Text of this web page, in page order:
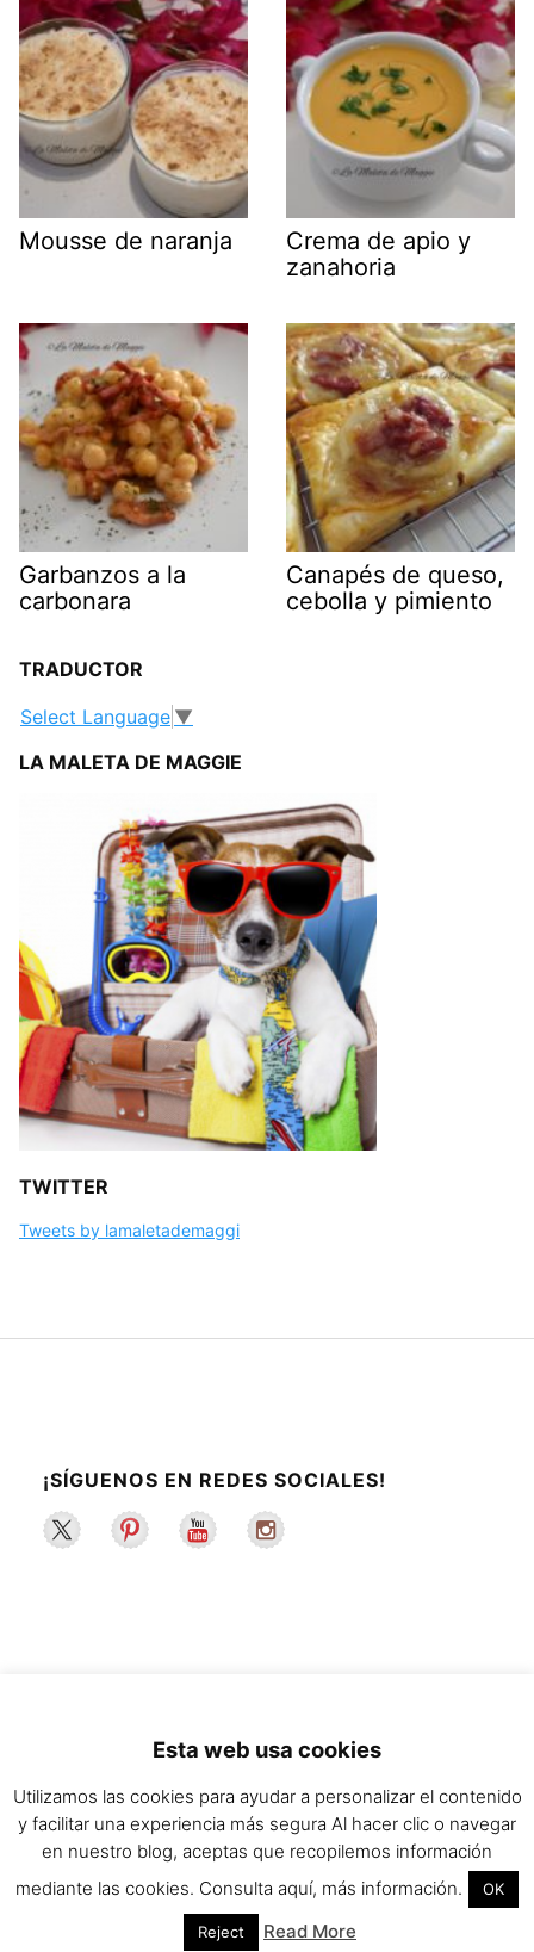
Mousse de naranja
Crema de apio y
zanahoria
Garbanzos a la
carbonara
Canapés de queso,
cebolla y pimiento
TRADUCTOR
Select Language ▼
LA MALETA DE MAGGIE
TWITTER
Tweets by lamaletademaggi
¡SÍGUENOS EN REDES SOCIALES!
2022 ©La Maleta de Maggie | Recetas de
Esta web usa cookies
Utilizamos las cookies para ayudar a personalizar el contenido
y facilitar una experiencia más segura Al hacer clic o navegar
en nuestro blog, aceptas que recopilemos información
mediante las cookies. Consulta aquí, más información.
OK
Reject Read More